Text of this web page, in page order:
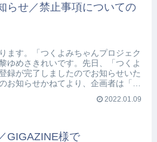
らせ／禁止事項についての
ます。「つくよみちゃんプロジェク
ゆめさきれいです。先日、「つくよ
録が完了しましたのでお知らせいた
お知らせかねてより、企画者は「つ
標登録手続き（第9類、...
2022.01.09
GIGAZINE様で